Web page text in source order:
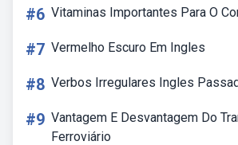
#6 Vitaminas Importantes Para O
#7 Vermelho Escuro Em Ingles
#8 Verbos Irregulares Ingles
#9 Vantagem E Desvantagem Do
Ferroviário